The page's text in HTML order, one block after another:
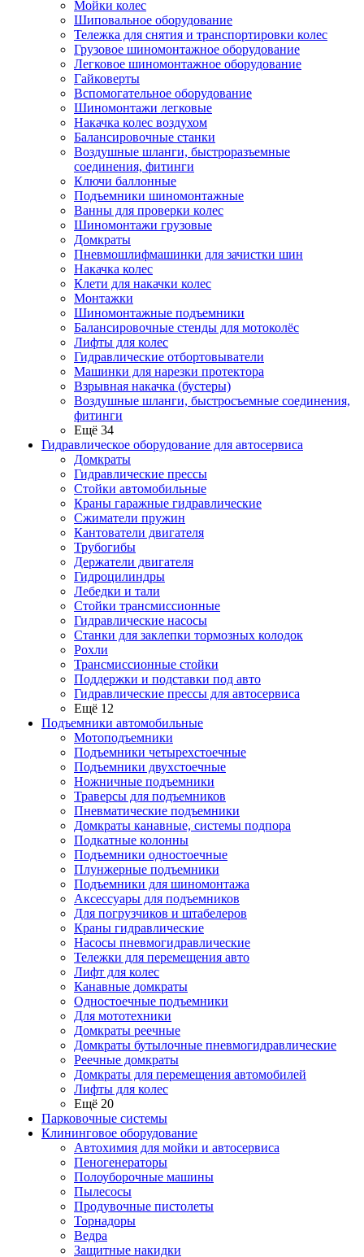
Мойки колес
Шиповальное оборудование
Тележка для снятия и транспортировки колес
Грузовое шиномонтажное оборудование
Легковое шиномонтажное оборудование
Гайковерты
Вспомогательное оборудование
Шиномонтажи легковые
Накачка колес воздухом
Балансировочные станки
Воздушные шланги, быстроразъемные
соединения, фитинги
Ключи баллонные
Подъемники шиномонтажные
Ванны для проверки колес
Шиномонтажи грузовые
Домкраты
Пневмошлифмашинки для зачистки шин
Накачка колес
Клети для накачки колес
Монтажки
Шиномонтажные подъемники
Балансировочные стенды для мотоколёс
Лифты для колес
Гидравлические отбортовыватели
Машинки для нарезки протектора
Взрывная накачка (бустеры)
Воздушные шланги, быстросъемные соединения,
фитинги
Ещё 34
Гидравлическое оборудование для автосервиса
Домкраты
Гидравлические прессы
Стойки автомобильные
Краны гаражные гидравлические
Сжиматели пружин
Кантователи двигателя
Трубогибы
Держатели двигателя
Гидроцилиндры
Лебедки и тали
Стойки трансмиссионные
Гидравлические насосы
Cтанки для заклепки тормозных колодок
Рохли
Трансмиссионные стойки
Поддержки и подставки под авто
Гидравлические прессы для автосервиса
Ещё 12
Подъемники автомобильные
Мотоподъемники
Подъемники четырехстоечные
Подъемники двухстоечные
Ножничные подъемники
Траверсы для подъемников
Пневматические подъемники
Домкраты канавные, системы подпора
Подкатные колонны
Подъемники одностоечные
Плунжерные подъемники
Подъемники для шиномонтажа
Аксессуары для подъемников
Для погрузчиков и штабелеров
Краны гидравлические
Насосы пневмогидравлические
Тележки для перемещения авто
Лифт для колес
Канавные домкраты
Одностоечные подъемники
Для мототехники
Домкраты реечные
Домкраты бутылочные пневмогидравлические
Реечные домкраты
Домкраты для перемещения автомобилей
Лифты для колес
Ещё 20
Парковочные системы
Клининговое оборудование
Автохимия для мойки и автосервиса
Пеногенераторы
Полоуборочные машины
Пылесосы
Продувочные пистолеты
Торнадоры
Ведра
Защитные накидки